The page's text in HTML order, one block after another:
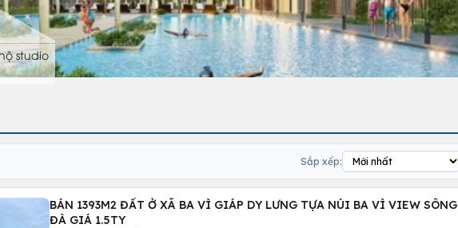
studio
Sắp xếp:
BÁN 1393M2 ĐẤT Ở XÃ BA VÌ GIÁP DY LƯNG TỰA NÚI BA VÌ VIEW SÔNG
ĐÀ GIÁ 1.5TY